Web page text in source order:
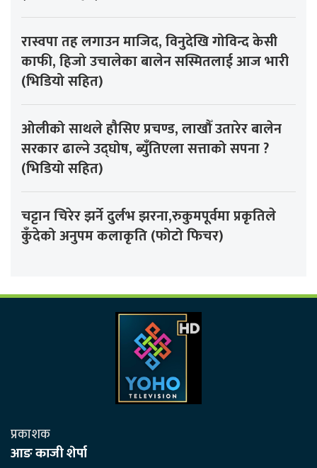
रास्वपा तह लगाउन माजिद, विनुदेखि गोविन्द केसी
काफी, हिजो उचालेका बालेन सस्मितलाई आज भारी
(भिडियो सहित)
ओलीको साथले हौसिए प्रचण्ड, लाखौँ उतारेर बालेन
सरकार ढाल्ने उद्घोष, ब्युँतिएला सत्ताको सपना ?
(भिडियो सहित)
चट्टान चिरेर झर्ने दुर्लभ झरना,रुकुमपूर्वमा प्रकृतिले
कुँदेको अनुपम कलाकृति (फोटो फिचर)
प्रकाशक
आङ काजी शेर्पा